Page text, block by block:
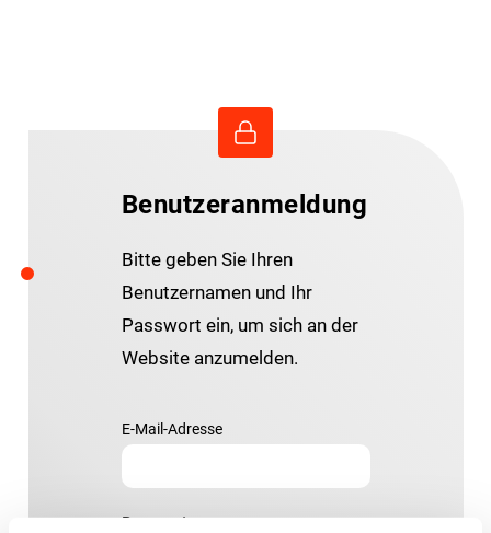
Benutzeranmeldung
Bitte geben Sie Ihren
Benutzernamen und Ihr
Passwort ein, um sich an der
Website anzumelden.
E-Mail-Adresse
Passwort: